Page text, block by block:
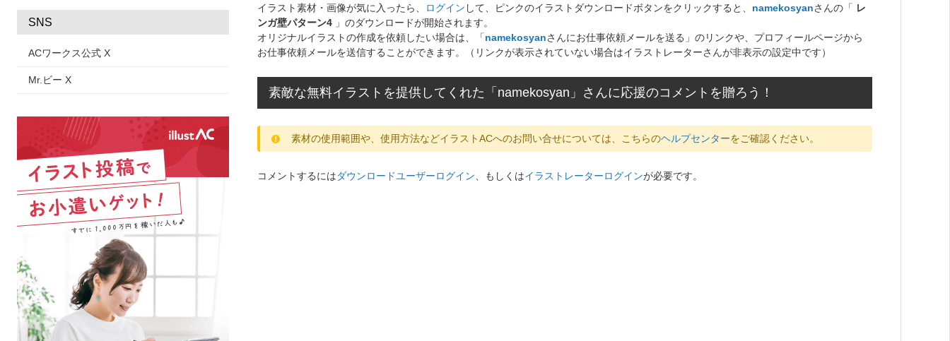
SNS
ACワークス公式 X
Mr.ビー X
イラスト素材・画像が気に入ったら、
ログイン して、ピンクのイラストダウンロードボタンをクリックすると、 namekosyanさんの「 レ
ンガ壁パターン4 」のダウンロードが開始されます。
オリジナルイラストの作成を依頼したい場合は、「namekosyanさんにお仕事依頼メールを送る」のリンクや、プロフィールページから
お仕事依頼メールを送信することができます。（リンクが表示されていない場合はイラストレーターさんが非表示の設定中です）
素敵な無料イラストを提供してくれた「namekosyan」さんに応援のコメントを贈ろう！
素材の使用範囲や、使用方法などイラストACへのお問い合せについては、こちらのヘルプセンターをご確認ください。
コメントするにはダウンロードユーザーログイン 、もしくはイラストレーターログインが必要です。